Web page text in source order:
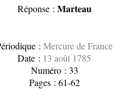
Réponse : Marteau
:Mercure de France
Date : 13 août 1785
Numéro : 33
Pages : 61-62